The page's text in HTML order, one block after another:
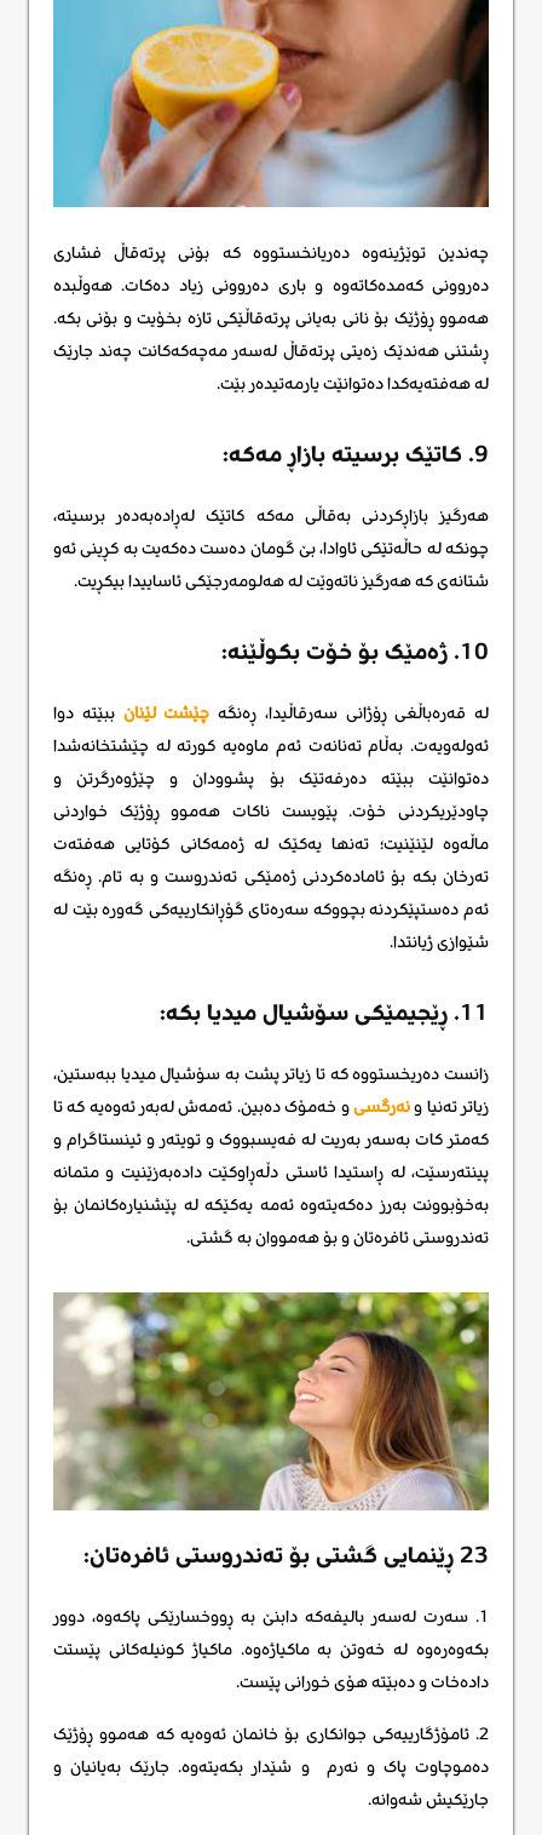
چەندین توێژینەوە دەریانخستووە کە بۆنی پرتەقاڵ فشاری
دەروونی کەمدەکاتەوە و باری دەروونی زیاد دەکات. هەوڵبدە
هەموو ڕۆژێک بۆ نانی بەیانی پرتەقاڵێکی تازە بخۆیت و بۆنی بکە.
ڕشتنی هەندێک زەیتی پرتەقاڵ لەسەر مەچەکەکانت چەند جارێک
لە هەفتەیەکدا دەتوانێت یارمەتیدەر بێت.
9. کاتێک برسیتە بازاڕ مەکە:
هەرگیز بازاڕکردنی بەقاڵی مەکە کاتێک لەڕادەبەدەر برسیتە،
چونکە لە حاڵەتێکی ئاوادا، بێ گومان دەست دەکەیت بە کڕینی ئەو
شتانەی کە هەرگیز ناتەوێت لە هەلومەرجێکی ئاساییدا بیکڕیت.
10. ژەمێک بۆ خۆت بکوڵێنە:
لە قەرەباڵغی ڕۆژانی سەرقاڵیدا، ڕەنگە چێشت لێنان ببێتە دوا
ئەولەویەت. بەڵام تەنانەت ئەم ماوەیە کورتە لە چێشتخانەشدا
دەتوانێت ببێتە دەرفەتێک بۆ پشوودان و چێژوەرگرتن و
چاودێریکردنی خۆت. پێویست ناکات هەموو ڕۆژێک خواردنی
ماڵەوە لێنێنیت؛ تەنها یەکێک لە ژەمەکانی کۆتایی هەفتەت
تەرخان بکە بۆ ئامادەکردنی ژەمێکی تەندروست و بە تام. ڕەنگە
ئەم دەستپێکردنە بچووکە سەرەتای گۆڕانکارییەکی گەورە بێت لە
شێوازی ژیانتدا.
11. ڕێجیمێکی سۆشیال میدیا بکە:
زانست دەریخستووە کە تا زیاتر پشت بە سۆشیال میدیا ببەستین،
زیاتر تەنیا ونەرگسیو خەمۆک دەبین. ئەمەش لەبەر ئەوەیە کە تا
کەمتر کات بەسەر بەریت لە فەیسبووک و تویتەر و ئینستاگرام و
پینتەرسێت، لە ڕاستیدا ئاستی دڵەڕاوکێت دادەبەزێنیت و متمانە
بەخۆبوونت بەرز دەکەیتەوە ئەمە یەکێکە لە پێشنیارەکانمان بۆ
تەندروستی ئافرەتان و بۆ هەمووان بە گشتی.
23 ڕێنمایی گشتی بۆ تەندروستی ئافرەتان:
1. سەرت لەسەر بالیفەکە دابنێ بە ڕووخسارێکی پاکەوە، دوور
بکەوەرەوە لە خەوتن بە ماکیاژەوە. ماکیاژ کونیلەکانی پێستت
دادەخات و دەبێتە هۆی خورانی پێست.
2. ئامۆژگارییەکی جوانکاری بۆ خانمان ئەوەیە کە هەموو ڕۆژێک
دەموچاوت پاک و نەرم و شێدار بکەیتەوە. جارێک بەیانیان و
جارێکیش شەوانە.